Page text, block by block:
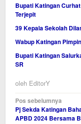
Bupati Katingan
Terjepit
39 Kepala Sekolah
Wabup Katingan
Bupati Katingan
SR
oleh EditorY
Navigasi
pos
Pos sebelumnya
Pj Sekda Katingan
APBD 2024 Bersama